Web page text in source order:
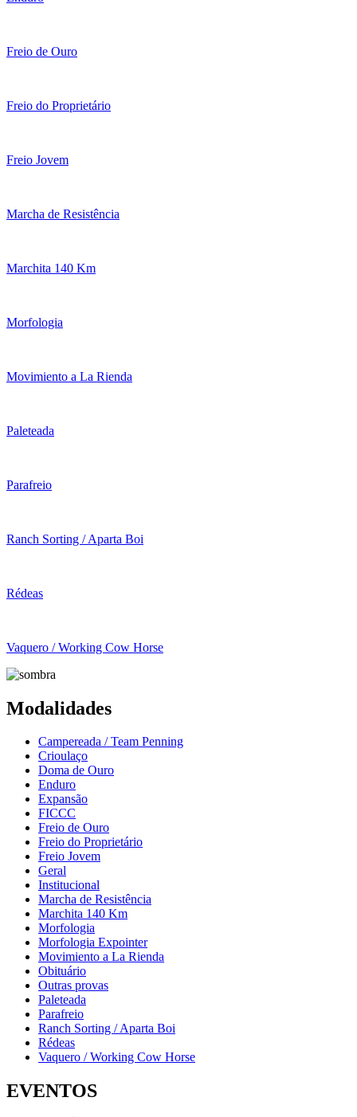
Freio de Ouro
Freio do Proprietário
Freio Jovem
Marcha de Resistência
Marchita 140 Km
Morfologia
Movimiento a La Rienda
Paleteada
Parafreio
Ranch Sorting / Aparta Boi
Rédeas
Vaquero / Working Cow Horse
Modalidades
Campereada / Team Penning
Crioulaço
Doma de Ouro
Enduro
Expansão
FICCC
Freio de Ouro
Freio do Proprietário
Freio Jovem
Geral
Institucional
Marcha de Resistência
Marchita 140 Km
Morfologia
Morfologia Expointer
Movimiento a La Rienda
Obituário
Outras provas
Paleteada
Parafreio
Ranch Sorting / Aparta Boi
Rédeas
Vaquero / Working Cow Horse
EVENTOS